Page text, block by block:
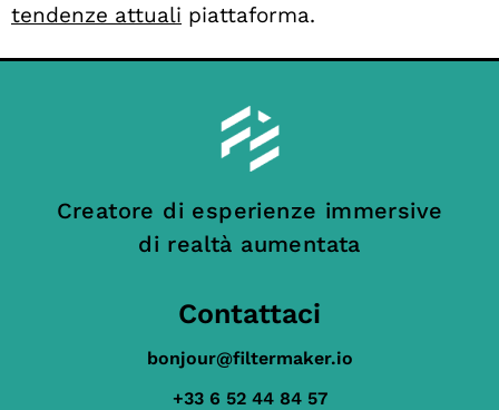
tendenze attuali piattaforma.
Creatore di esperienze immersive
di realtà aumentata
Contattaci
bonjour@filtermaker.io
+33 6 52 44 84 57